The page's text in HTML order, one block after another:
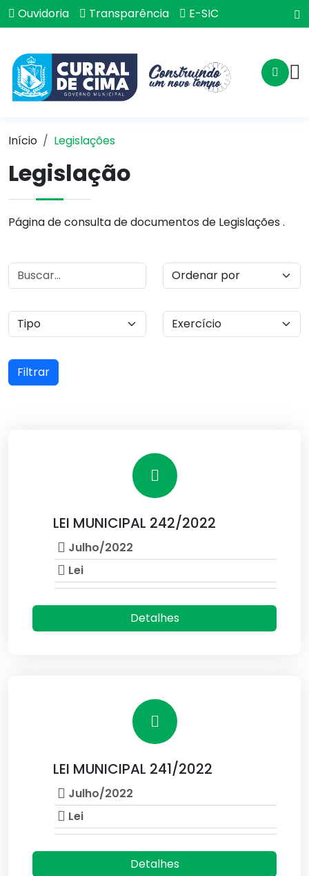
Ouvidoria Transparência E-SIC
Início Legislações
Legislação
Página de consulta de documentos de Legislações .
Filtrar
LEI MUNICIPAL 242/2022
Julho/2022
Lei
Detalhes
LEI MUNICIPAL 241/2022
Julho/2022
Lei
Detalhes